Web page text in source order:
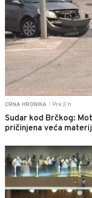
CRNA HRONIKA Pre 2 h
Sudar kod Brčkog:
pričinjena veća